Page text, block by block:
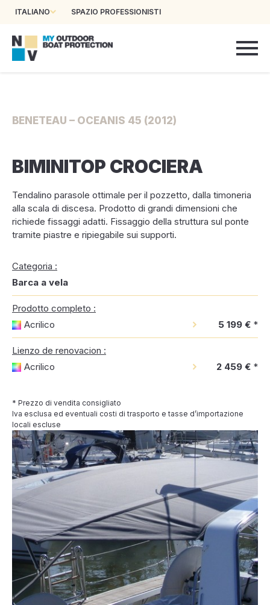
ITALIANO SPAZIO PROFESSIONISTI
BENETEAU – OCEANIS 45 (2012)
BIMINITOP CROCIERA
Tendalino parasole ottimale per il pozzetto, dalla timoneria
alla scala di discesa. Prodotto di grandi dimensioni che
richiede fissaggi adatti. Fissaggio della struttura sul ponte
tramite piastre e ripiegabile sui supporti.
Categoria :
Barca a vela
Prodotto completo :
Acrilico
5 199 € *
Lienzo de renovacion :
Acrilico
2 459 € *
* Prezzo di vendita consigliato
Iva esclusa ed eventuali costi di trasporto e tasse d’importazione
locali escluse